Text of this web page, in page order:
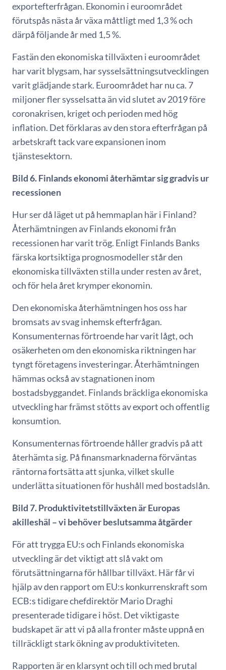
exportefterfrågan. Ekonomin i euroområdet
förutspås nästa år växa måttligt med 1,3 % och
därpå följande år med 1,5 %.
Fastän den ekonomiska tillväxten i euroområdet
har varit blygsam, har sysselsättningsutvecklingen
varit glädjande stark. Euroområdet har nu ca. 7
miljoner fler sysselsatta än vid slutet av 2019 före
coronakrisen, kriget och perioden med hög
inflation. Det förklaras av den stora efterfrågan på
arbetskraft tack vare expansionen inom
tjänstesektorn.
Bild 6. Finlands ekonomi återhämtar sig gradvis ur
recessionen
Hur ser då läget ut på hemmaplan här i Finland?
Återhämtningen av Finlands ekonomi från
recessionen har varit trög. Enligt Finlands Banks
färska kortsiktiga prognosmodeller står den
ekonomiska tillväxten stilla under resten av året,
och för hela året krymper ekonomin.
Den ekonomiska återhämtningen hos oss har
bromsats av svag inhemsk efterfrågan.
Konsumenternas förtroende har varit lågt, och
osäkerheten om den ekonomiska riktningen har
tyngt företagens investeringar. Återhämtningen
hämmas också av stagnationen inom
bostadsbyggandet. Finlands bräckliga ekonomiska
utveckling har främst stötts av export och offentlig
konsumtion.
Konsumenternas förtroende håller gradvis på att
återhämta sig. På finansmarknaderna förväntas
räntorna fortsätta att sjunka, vilket skulle
underlätta situationen för hushåll med bostadslån.
Bild 7. Produktivitetstillväxten är Europas
akilleshäl – vi behöver beslutsamma åtgärder
För att trygga EU:s och Finlands ekonomiska
utveckling är det viktigt att slå vakt om
förutsättningarna för hållbar tillväxt. Här får vi
hjälp av den rapport om EU:s konkurrenskraft som
ECB:s tidigare chefdirektör Mario Draghi
presenterade tidigare i höst. Det viktigaste
budskapet är att vi på alla fronter måste uppnå en
tillräckligt stark ökning av produktiviteten.
Rapporten är en klarsynt och till och med brutal